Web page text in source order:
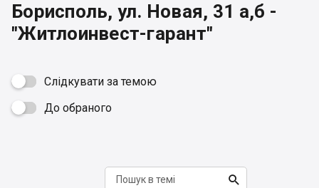
Борисполь, ул. Новая, 31 а,б -
"Житлоинвест-гарант"
Слідкувати за темою
 До обраного
